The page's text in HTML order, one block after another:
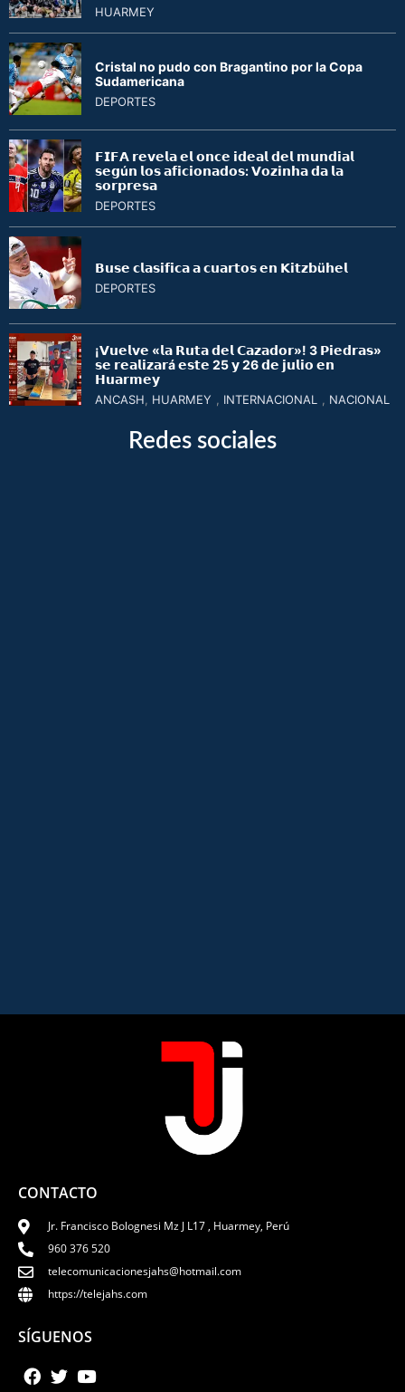
HUARMEY
Cristal no pudo con Bragantino por la Copa
Sudamericana
DEPORTES
𝗙𝗜𝗙𝗔 𝗿𝗲𝘃𝗲𝗹𝗮 𝗲𝗹 𝗼𝗻𝗰𝗲 𝗶𝗱𝗲𝗮𝗹 𝗱𝗲𝗹 𝗺𝘂𝗻𝗱𝗶𝗮𝗹
𝘀𝗲𝗴ú𝗻 𝗹𝗼𝘀 𝗮𝗳𝗶𝗰𝗶𝗼𝗻𝗮𝗱𝗼𝘀: 𝗩𝗼𝘇𝗶𝗻𝗵𝗮 𝗱𝗮 𝗹𝗮
𝘀𝗼𝗿𝗽𝗿𝗲𝘀𝗮
DEPORTES
𝗕𝘂𝘀𝗲 𝗰𝗹𝗮𝘀𝗶𝗳𝗶𝗰𝗮 𝗮 𝗰𝘂𝗮𝗿𝘁𝗼𝘀 𝗲𝗻 𝗞𝗶𝘁𝘇𝗯ü𝗵𝗲𝗹
DEPORTES
¡𝗩𝘂𝗲𝗹𝘃𝗲 «𝗹𝗮 𝗥𝘂𝘁𝗮 𝗱𝗲𝗹 𝗖𝗮𝘇𝗮𝗱𝗼𝗿»! 3 𝗣𝗶𝗲𝗱𝗿𝗮𝘀»
𝘀𝗲 𝗿𝗲𝗮𝗹𝗶𝘇𝗮𝗿á 𝗲𝘀𝘁𝗲 25 𝘆 26 𝗱𝗲 𝗷𝘂𝗹𝗶𝗼 𝗲𝗻
𝗛𝘂𝗮𝗿𝗺𝗲𝘆
ANCASH HUARMEY INTERNACIONAL NACIONAL
Redes sociales
CONTACTO
Jr. Francisco Bolognesi Mz J L17 , Huarmey, Perú
960 376 520
telecomunicacionesjahs@hotmail.com
https://telejahs.com
SÍGUENOS